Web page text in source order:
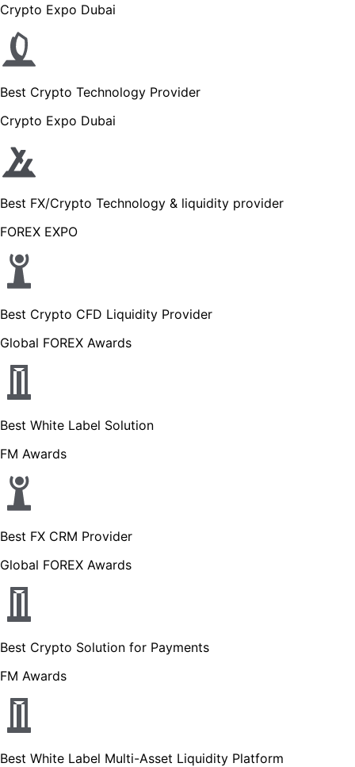
Crypto Expo Dubai
Best Crypto Technology Provider
Crypto Expo Dubai
Best FX/Crypto Technology & liquidity provider
FOREX EXPO
Best Crypto CFD Liquidity Provider
Global FOREX Awards
Best White Label Solution
FM Awards
Best FX CRM Provider
Global FOREX Awards
Best Crypto Solution for Payments
FM Awards
Best White Label Multi-Asset Liquidity Platform